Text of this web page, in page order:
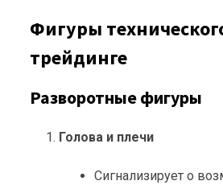
Фигуры
трейдинге
Разворотные фигуры
Голова и плечи
Сигнализирует о